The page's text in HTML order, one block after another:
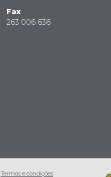
Fax
263 006 636
Termos e condições